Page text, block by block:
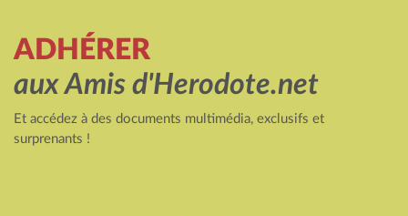
ADHÉRER
aux Amis d'Herodote.net
Et accédez à des documents multimédia, exclusifs et
surprenants !